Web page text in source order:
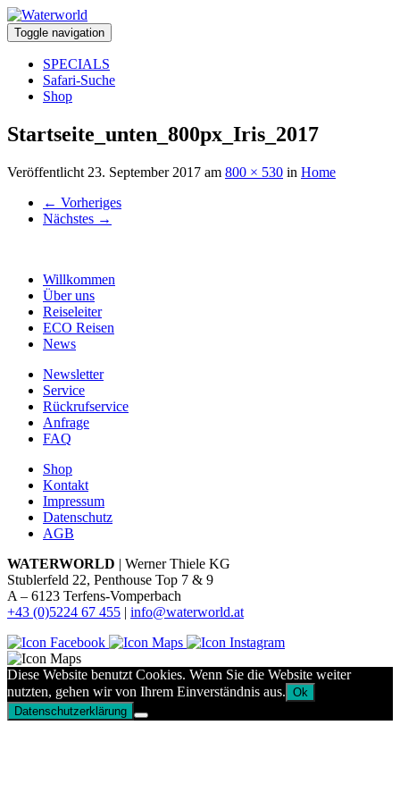
Toggle navigation
SPECIALS
Safari-Suche
Shop
Startseite_unten_800px_Iris_2017
Veröffentlicht 23. September 2017 am 800 × 530 in Home
← Vorheriges
Nächstes →
Willkommen
Über uns
Reiseleiter
ECO Reisen
News
Newsletter
Service
Rückrufservice
Anfrage
FAQ
Shop
Kontakt
Impressum
Datenschutz
AGB
WATERWORLD | Werner Thiele KG
Stublerfeld 22, Penthouse Top 7 & 9
A – 6123 Terfens-Vomperbach
+43 (0)5224 67 455 | info@waterworld.at
Diese Website benutzt Cookies. Wenn Sie die Website weiter
nutzten, gehen wir von Ihrem Einverständnis aus. Ok
Datenschutzerklärung